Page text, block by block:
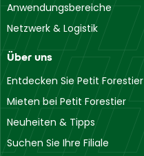
Anwendungsbereiche
Netzwerk & Logistik
Über uns
Entdecken Sie Petit Forestier
Mieten bei Petit Forestier
Neuheiten & Tipps
Suchen Sie Ihre Filiale